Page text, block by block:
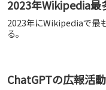
2023年Wikipedia最
2023年にWikipediaで最
る。
ChatGPTの広報活